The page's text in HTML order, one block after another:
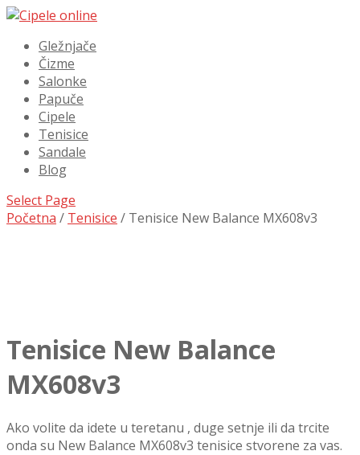
Gležnjače
Čizme
Salonke
Papuče
Cipele
Tenisice
Sandale
Blog
Select Page
Početna / Tenisice / Tenisice New Balance MX608v3
Tenisice New Balance
MX608v3
Ako volite da idete u teretanu , duge setnje ili da trcite
onda su New Balance MX608v3 tenisice stvorene za vas.